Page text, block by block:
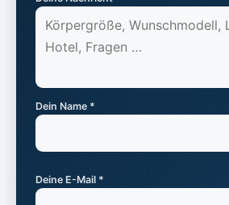
Dein Name *
Deine E-Mail *